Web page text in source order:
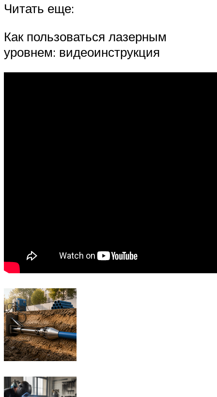
Читать еще:
Как пользоваться лазерным
уровнем: видеоинструкция